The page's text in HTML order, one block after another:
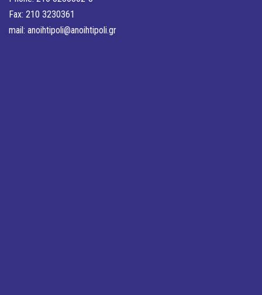
Fax: 210 3230361
mail: anoihtipoli@anoihtipoli.gr